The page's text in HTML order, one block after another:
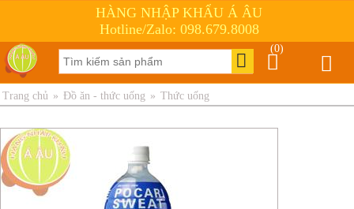
HÀNG NHẬP KHẨU Á ÂU
Hotline/Zalo: 098.679.8008
(0)
Trang chủ » Đồ ăn - thức uống » Thức uống